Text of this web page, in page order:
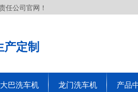
任公司官网！
产定制
大巴洗车机 龙门洗车机 产品